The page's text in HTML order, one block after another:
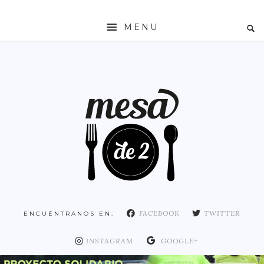
MENU
COMUNIDAD DE MADRID
DISTRITO ARGANZUELA
DISTRITO CHAMARTÍN
ENCUÉNTRANOS EN: FACEBOOK TWITTER
INSTAGRAM GOOGLE+